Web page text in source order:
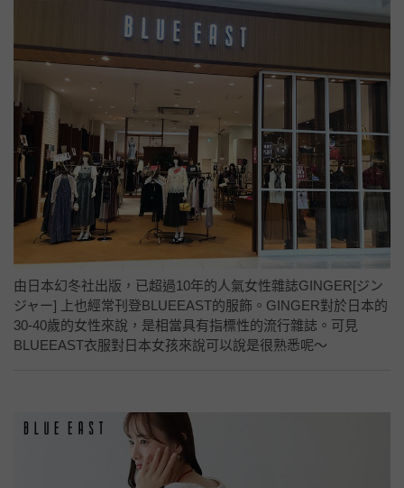
由日本幻冬社出版，已超過10年的人氣女性雜誌GINGER[ジン
ジャー] 上也經常刊登BLUEEAST的服飾。GINGER對於日本的
30-40歲的女性來說，是相當具有指標性的流行雜誌。可見
BLUEEAST衣服對日本女孩來說可以說是很熟悉呢～